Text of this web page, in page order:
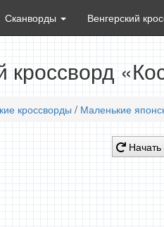
Сканворды Венгерский
кроссворд
кроссворды / Маленькие